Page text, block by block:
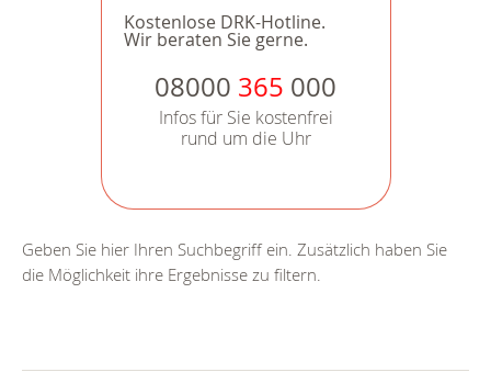
Kostenlose DRK-Hotline.
Wir beraten Sie gerne.
08000 365 000
Infos für Sie kostenfrei
rund um die Uhr
Geben Sie hier Ihren Suchbegriff ein. Zusätzlich haben Sie
die Möglichkeit ihre Ergebnisse zu filtern.